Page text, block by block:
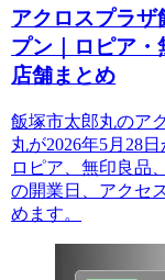
アクロスプラザ
プン｜ロピア・
店舗まとめ
飯塚市太郎丸のア
丸が2026年5月28
ロピア、無印良品
の開業日、アクセ
めます。